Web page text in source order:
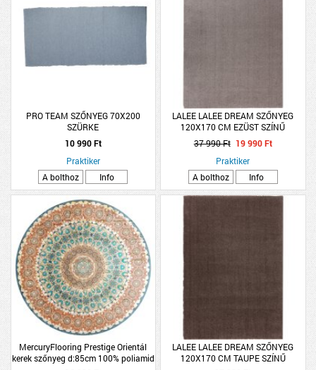
PRO TEAM SZŐNYEG 70X200
SZÜRKE
10 990 Ft
Praktiker
A bolthoz
Info
LALEE LALEE DREAM SZŐNYEG
120X170 CM EZÜST SZÍNŰ
37 990 Ft 19 990 Ft
Praktiker
A bolthoz
Info
MercuryFlooring Prestige Orientál
kerek szőnyeg d:85cm 100% poliamid
LALEE LALEE DREAM SZŐNYEG
120X170 CM TAUPE SZÍNŰ